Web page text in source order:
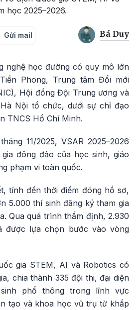
học 2025–2026.
Gửi mail Bá Duy
nghệ học đường có quy mô lớn
Phong, Trung tâm Đổi mới
Hội đồng Đội Trung ương và
Nội tổ chức, dưới sự chỉ đạo
TNCS Hồ Chí Minh.
11/2025, VSAR 2025–2026
đông đảo của học sinh, giáo
phạm vi toàn quốc.
tính đến thời điểm đóng hồ sơ,
5.000 thí sinh đăng ký tham gia
Qua quá trình thẩm định, 2.930
được lựa chọn bước vào vòng
gia STEM, AI và Robotics có
chia thành 335 đội thi, đại diện
phổ thông trong lĩnh vực
tạo và khoa học vũ trụ từ khắp